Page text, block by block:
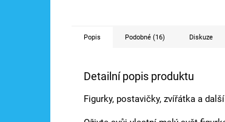
Popis Podobné (16) Diskuze
Detailní popis produktu
Figurky, postavičky, zvířátka a